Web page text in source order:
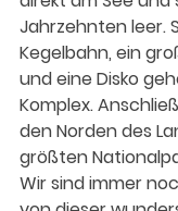
Jahrzehnten leer.
Kegelbahn, ein
und eine Disko
Komplex.
den Norden des
größten
Wir sind immer